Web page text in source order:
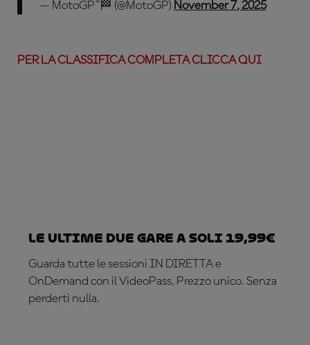
— MotoGP™🏁 (@MotoGP) November 7, 2025
PER LA CLASSIFICA COMPLETA CLICCA QUI
Le ultime due gare a soli 19,99€
Guarda tutte le sessioni IN DIRETTA e
OnDemand con il VideoPass. Prezzo unico. Senza
perderti nulla.